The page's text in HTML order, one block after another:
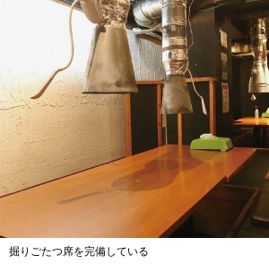
掘りごたつ席を完備している